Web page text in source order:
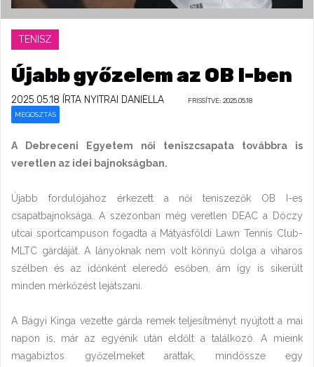
TENISZ
Újabb győzelem az OB I-ben
2025.05.18 ÍRTA NYITRAI DANIELLA FRISSÍTVE: 2025.05.18
MEGOSZTÁS
A Debreceni Egyetem női teniszcsapata továbbra is
veretlen az idei bajnokságban.
Újabb fordulójához érkezett a női teniszezők OB I-es
csapatbajnoksága. A szezonban még veretlen DEAC a Dóczy
utcai sportcampuson fogadta a Mátyásföldi Lawn Tennis Club-
MLTC gárdáját. A lányoknak nem volt könnyű dolga a viharos
szélben és az időnként eleredő esőben, ám így is sikerült
minden mérkőzést lejátszani.
A Bágyi Kinga vezette gárda remek teljesítményt nyújtott a mai
napon is, már az egyénik után eldőlt a találkozó. A mieink
magabiztos győzelmeket arattak, mindössze egy